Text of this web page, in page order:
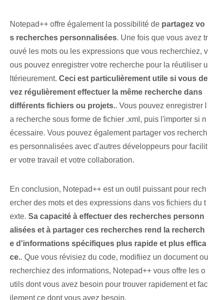
Notepad++ offre également la possibilité de partagez vo
s recherches personnalisées. Une fois que vous avez tr
ouvé les mots ou les expressions que vous recherchiez, v
ous pouvez enregistrer votre recherche pour la réutiliser u
ltérieurement. Ceci est particulièrement utile si vous de
vez régulièrement effectuer la même recherche dans
différents fichiers ou projets.. Vous pouvez enregistrer l
a recherche sous forme de fichier .xml, puis l'importer si n
écessaire. Vous pouvez également partager vos recherch
es personnalisées avec d'autres développeurs pour facilit
er votre travail et votre collaboration.
En conclusion, Notepad++ est un outil puissant pour rech
ercher des mots et des expressions dans vos fichiers du t
exte. Sa capacité à effectuer des recherches personn
alisées et à partager ces recherches rend la recherch
e d'informations spécifiques plus rapide et plus effica
ce.. Que vous révisiez du code, modifiiez un document ou
recherchiez des informations, Notepad++ vous offre les o
utils dont vous avez besoin pour trouver rapidement et fac
ilement ce dont vous avez besoin.